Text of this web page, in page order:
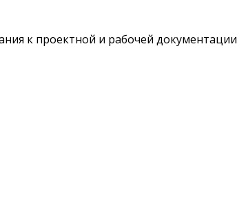
к проектной и рабочей документации